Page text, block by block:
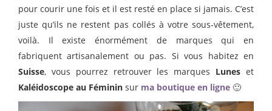
pour courir une fois et il est resté en place si jamais. C’est
juste qu’ils ne restent pas collés à votre sous-vêtement,
voilà. Il existe énormément de marques qui en
fabriquent artisanalement ou pas. Si vous habitez en
Suisse, vous pourrez retrouver les marques Lunes et
Kaléidoscope au Féminin sur ma boutique en ligne 🙂